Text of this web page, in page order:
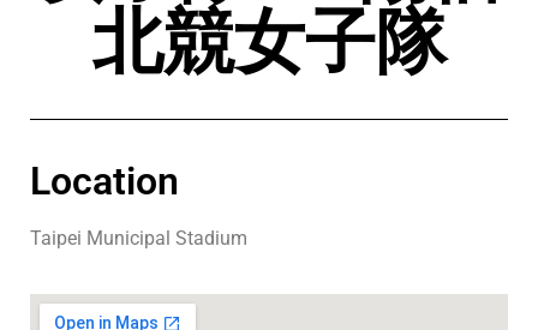
北競女子隊
Location
Taipei Municipal Stadium